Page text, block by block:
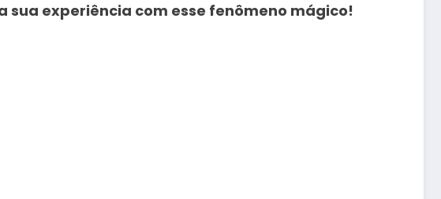
sua experiência com esse fenômeno mágico!